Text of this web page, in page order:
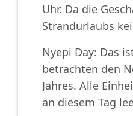
Uhr. Da die
Strandurlaubs
Nyepi Day: Das
betrachten den
Jahres. Alle
an diesem Tag